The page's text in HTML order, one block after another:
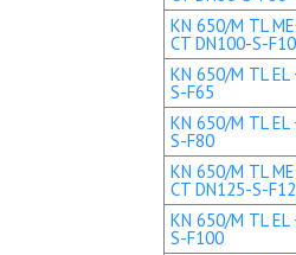
KN 650/M TL
CT DN100-S-
KN 650/M TL EL
S-F65
KN 650/M TL EL
S-F80
KN 650/M TL
CT DN125-S-
KN 650/M TL EL
S-F100